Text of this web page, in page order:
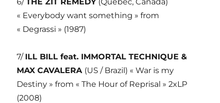
« Everybody want something » from
« Degrassi » (1987)
7/ ILL BILL feat. IMMORTAL TECHNIQUE &
MAX CAVALERA (US / Brazil) « War is my
Destiny » from « The Hour of Reprisal » 2xLP
(2008)